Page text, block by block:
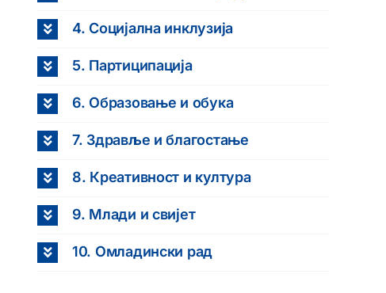
4. Социјална инклузија
5. Партиципација
6. Образовање и обука
7. Здравље и благостање
8. Креативност и култура
9. Млади и свијет
10. Омладински рад